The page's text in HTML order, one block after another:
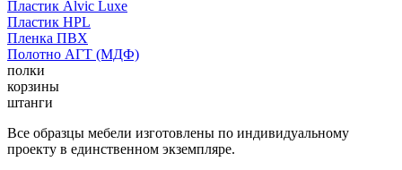
Пластик Alvic Luxe
Пластик HPL
Пленка ПВХ
Полотно АГТ (МДФ)
полки
корзины
штанги
Все образцы мебели изготовлены по индивидуальному
проекту в единственном экземпляре.